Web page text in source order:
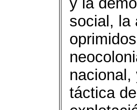
social, la
táctica